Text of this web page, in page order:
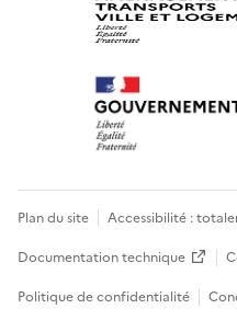
Plan du site Accessibilité :
Documentation technique
Politique de confidentialité